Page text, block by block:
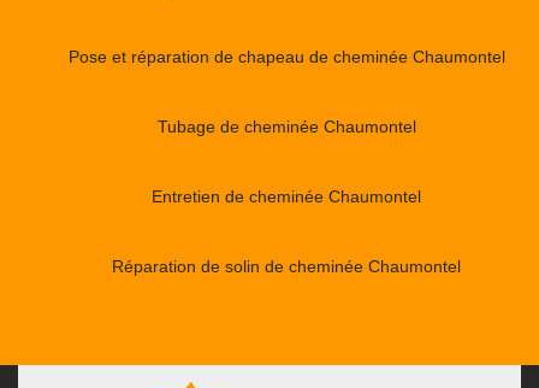
Pose et réparation de chapeau de cheminée Chaumontel
Tubage de cheminée Chaumontel
Entretien de cheminée Chaumontel
Réparation de solin de cheminée Chaumontel